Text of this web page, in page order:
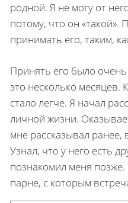
родной. Я не могу от
потому, что он «такой».
принимать его, та­ким,
Принять его было
это несколько месяцев.
стало легче. Я начал
личной жизни.
мне рассказывал
Узнал, что у него есть
познакомил меня
парне, с которым